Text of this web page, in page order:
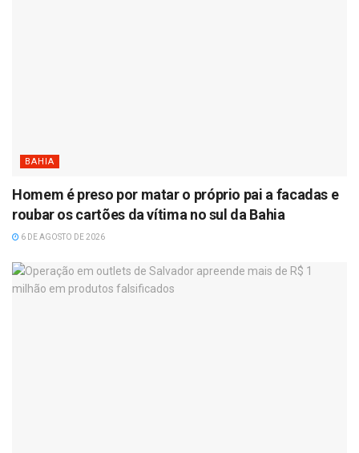
BAHIA
Homem é preso por matar o próprio pai a facadas e
roubar os cartões da vítima no sul da Bahia
6 DE AGOSTO DE 2026